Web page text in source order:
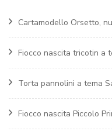
Cartamodello Orsetto,
Fiocco nascita tricotin a
Torta pannolini a tema
Fiocco nascita Piccolo